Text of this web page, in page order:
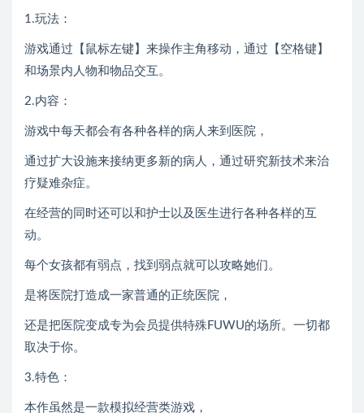
1.玩法：
游戏通过【鼠标左键】来操作主角移动，通过【空格键】
和场景内人物和物品交互。
2.内容：
游戏中每天都会有各种各样的病人来到医院，
通过扩大设施来接纳更多新的病人，通过研究新技术来治
疗疑难杂症。
在经营的同时还可以和护士以及医生进行各种各样的互
动。
每个女孩都有弱点，找到弱点就可以攻略她们。
是将医院打造成一家普通的正统医院，
还是把医院变成专为会员提供特殊FUWU的场所。一切都
取决于你。
3.特色：
本作虽然是一款模拟经营类游戏，